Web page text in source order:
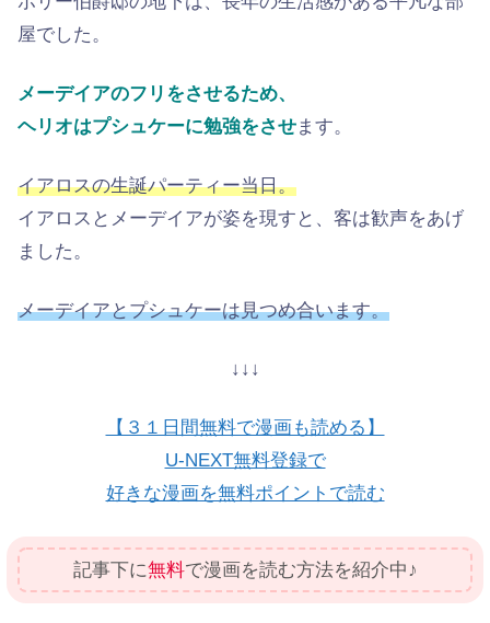
屋でした。
メーデイアのフリをさせるため、
ヘリオはプシュケーに勉強をさせます。
イアロスの生誕パーティー当日。
イアロスとメーデイアが姿を現すと、客は歓声をあげ
ました。
メーデイアとプシュケーは見つめ合います。
↓↓↓
【３１日間無料で漫画も読める】
U-NEXT無料登録で
好きな漫画を無料ポイントで読む
記事下に無料で漫画を読む方法を紹介中♪